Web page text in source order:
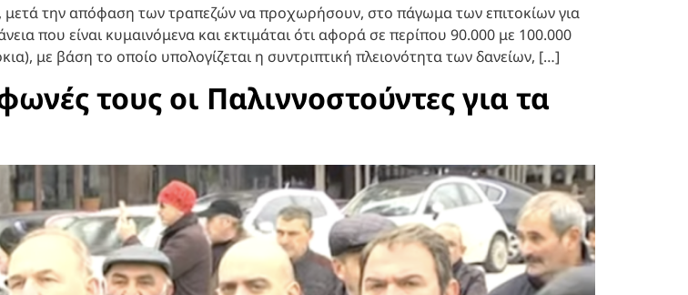
μετά την απόφαση των τραπεζών να προχωρήσουν, στο πάγωμα των επιτοκίων για
που είναι κυμαινόμενα και εκτιμάται ότι αφορά σε περίπου 90.000 με 100.000
με βάση το οποίο υπολογίζεται η συντριπτική πλειονότητα των δανείων, […]
τους οι Παλιννοστούντες για τα